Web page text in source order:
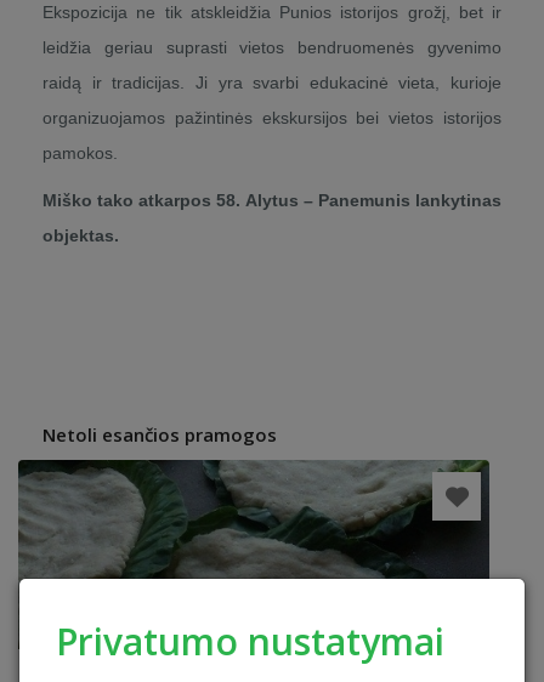
Privatumo nustatymai
Ekspozicija ne tik atskleidžia Punios istorijos grožį, bet ir
leidžia geriau suprasti vietos bendruomenės gyvenimo
raidą ir tradicijas. Ji yra svarbi edukacinė vieta, kurioje
organizuojamos pažintinės ekskursijos bei vietos istorijos
pamokos.
Miško tako atkarpos 58. Alytus – Panemunis lankytinas
objektas.
Netoli esančios pramogos